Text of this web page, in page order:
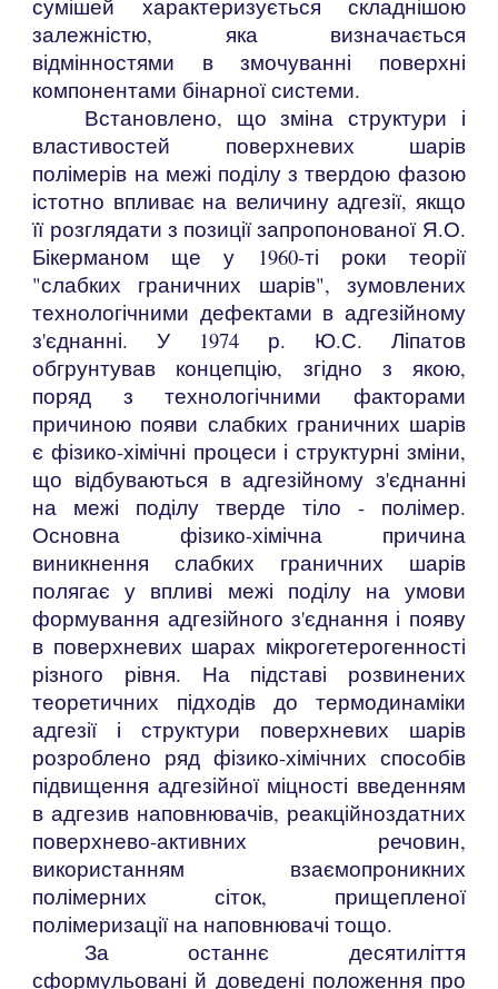
сумішей характеризується складнішою
залежністю, яка визначається
відмінностями в змочуванні поверхні
компонентами бінарної системи.
Встановлено, що зміна структури і
властивостей поверхневих шарів
полімерів на межі поділу з твердою фазою
істотно впливає на величину адгезії, якщо
її розглядати з позиції запропонованої Я.О.
Бікерманом ще у 1960-ті роки теорії
"слабких граничних шарів", зумовлених
технологічними дефектами в адгезійному
з'єднанні. У 1974 р. Ю.С. Ліпатов
обгрунтував концепцію, згідно з якою,
поряд з технологічними факторами
причиною появи слабких граничних шарів
є фізико-хімічні процеси і структурні зміни,
що відбуваються в адгезійному з'єднанні
на межі поділу тверде тіло - полімер.
Основна фізико-хімічна причина
виникнення слабких граничних шарів
полягає у впливі межі поділу на умови
формування адгезійного з'єднання і появу
в поверхневих шарах мікрогетерогенності
різного рівня. На підставі розвинених
теоретичних підходів до термодинаміки
адгезії і структури поверхневих шарів
розроблено ряд фізико-хімічних способів
підвищення адгезійної міцності введенням
в адгезив наповнювачів, реакційноздатних
поверхнево-активних речовин,
використанням взаємопроникних
полімерних сіток, прищепленої
полімеризації на наповнювачі тощо.
За останнє десятиліття
сформульовані й доведені положення про